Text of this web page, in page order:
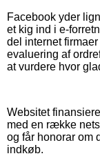
Facebook yder
et kig ind i e-
del internet
evaluering af
at vurdere hvor
Websitet
med en række
og får honorar om
indkøb.